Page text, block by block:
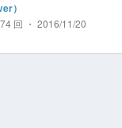
）
回 ・ 2016/11/20